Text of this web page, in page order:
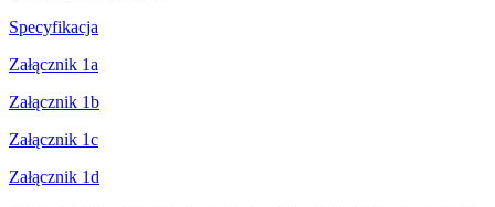
Specyfikacja
Załącznik 1a
Załącznik 1b
Załącznik 1c
Załącznik 1d